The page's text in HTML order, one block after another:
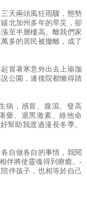
天兩頭風狂雨驟，態勢
北加州多年的旱災，卻
至半層樓高。離我們家
多的居民被撤離，成了
冒著寒意外出去上瑜珈
公園，連後院都懶得踏
病，感冒、腹瀉、發高
藥、退黑激素、維他命
幫助我渡過漫長冬季。
自做各自的事情，我閱
伴將使靈魂得到療癒。-
伴孩子，也相等於自己